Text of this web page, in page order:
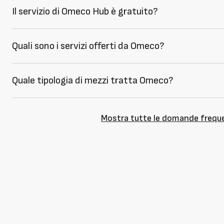
Il servizio di Omeco Hub è gratuito?
Quali sono i servizi offerti da Omeco?
Quale tipologia di mezzi tratta Omeco?
Mostra tutte le domande